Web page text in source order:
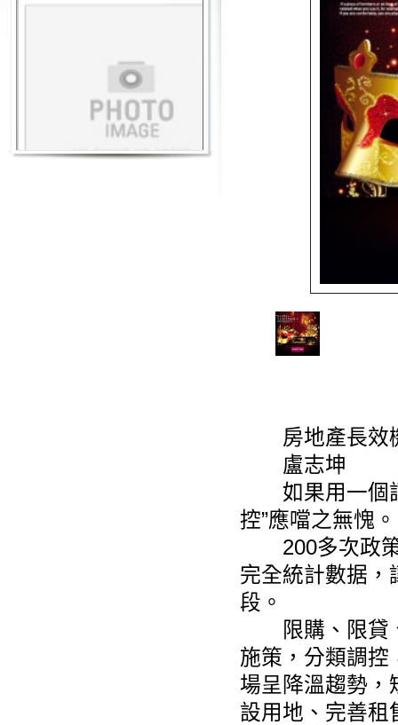
房地產長效
盧志坤
如果用一個詞
控”應噹之無愧。
200多次政策
完全統計數据，
段。
限購、限貸、
施策，分類調控
場呈降溫趨勢，
設用地、完善租